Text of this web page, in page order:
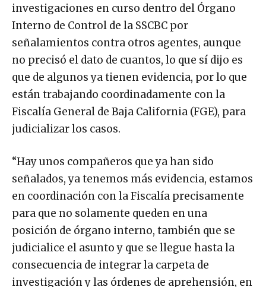
investigaciones en curso dentro del Órgano
Interno de Control de la SSCBC por
señalamientos contra otros agentes, aunque
no precisó el dato de cuantos, lo que sí dijo es
que de algunos ya tienen evidencia, por lo que
están trabajando coordinadamente con la
Fiscalía General de Baja California (FGE), para
judicializar los casos.
“Hay unos compañeros que ya han sido
señalados, ya tenemos más evidencia, estamos
en coordinación con la Fiscalía precisamente
para que no solamente queden en una
posición de órgano interno, también que se
judicialice el asunto y que se llegue hasta la
consecuencia de integrar la carpeta de
investigación y las órdenes de aprehensión, en